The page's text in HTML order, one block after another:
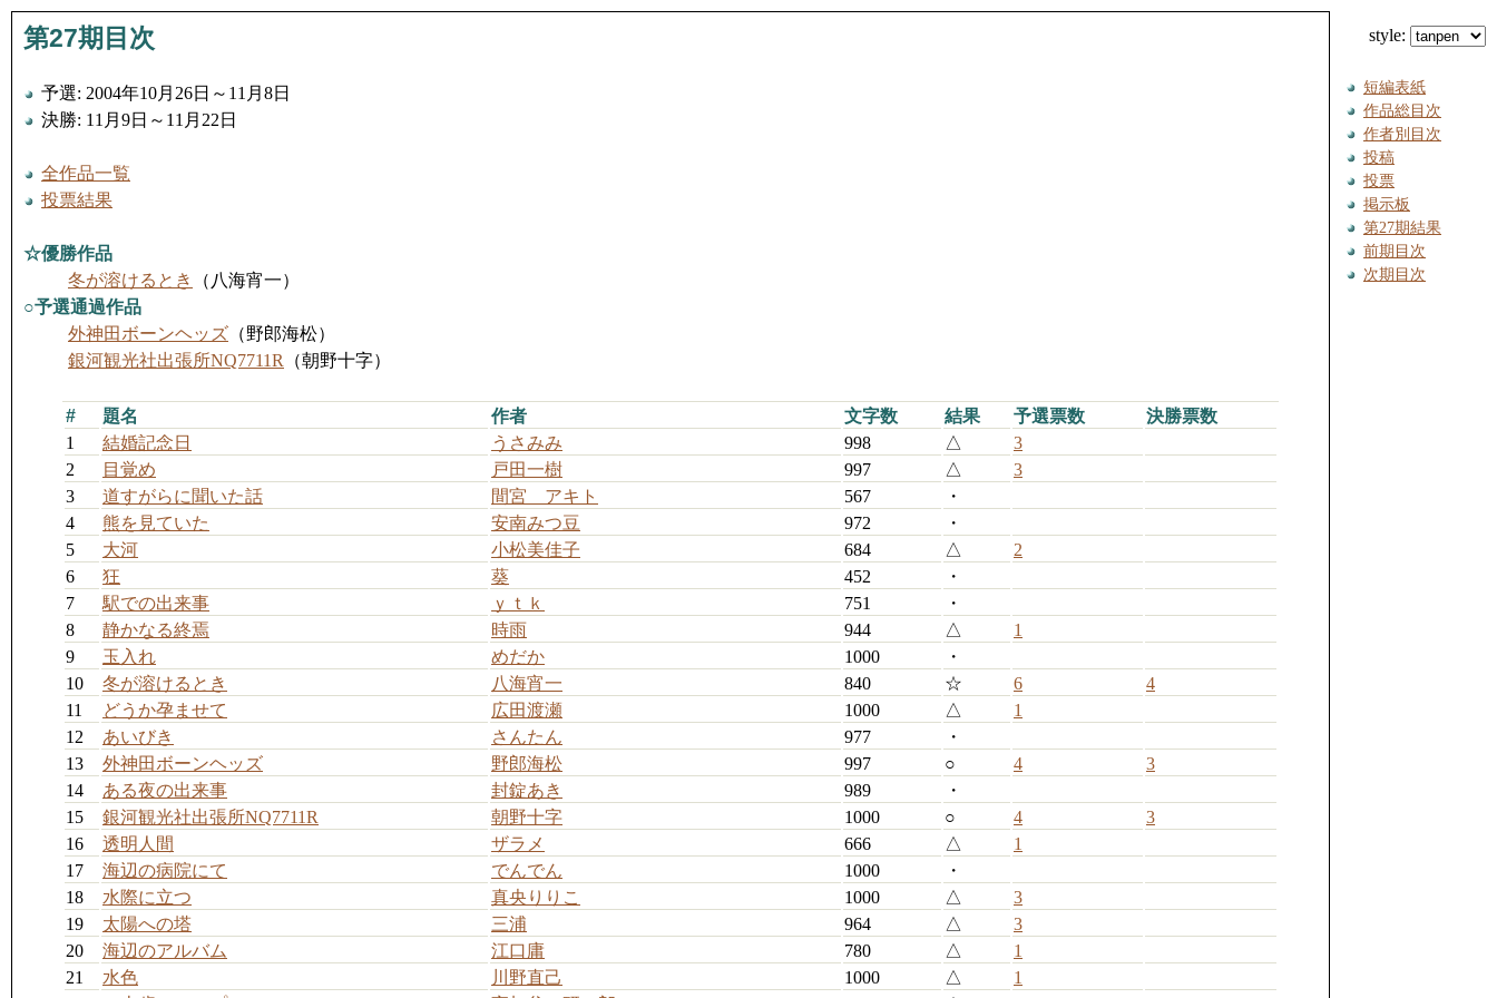
style:
第27期目次
予選: 2004年10月26日～11月8日
決勝: 11月9日～11月22日
全作品一覧
投票結果
☆優勝作品
冬が溶けるとき
（八海宵一）
○予選通過作品
外神田ボーンヘッズ （野郎海松）
銀河観光社出張所NQ7711R
（朝野十字）
# 題名 作者 文字数 結果 予選票数
決勝票数
1
結婚記念日 うさみみ 998 △
3
2
目覚め 戸田一樹 997 △
3
3
道すがらに聞いた話 間宮 アキト 567
・
4
熊を見ていた 安南みつ豆 972
・
5
大河 小松美佳子 684 △
2
6
狂 葵 452
・
7
駅での出来事 ｙｔｋ 751
・
8
静かなる終焉 時雨 944 △
1
9
玉入れ めだか 1000
・
10
冬が溶けるとき 八海宵一 840 ☆ 6
4
11
どうか孕ませて 広田渡瀬 1000 △
1
12
あいびき さんたん 977
・
13
外神田ボーンヘッズ 野郎海松 997 ○ 4
3
14
ある夜の出来事 封錠あき 989
・
15
銀河観光社出張所NQ7711R 朝野十字 1000 ○ 4
3
16
透明人間 ザラメ 666 △
1
17
海辺の病院にて でんでん 1000
・
18
水際に立つ 真央りりこ 1000 △
3
19
太陽への塔 三浦 964 △
3
20
海辺のアルバム 江口庸 780 △
1
21
水色 川野直己 1000 △
1
短編表紙
作品総目次
作者別目次
投稿
投票
掲示板
第27期結果
前期目次
次期目次